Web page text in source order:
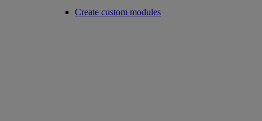
Create custom modules